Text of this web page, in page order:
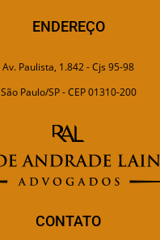
ENDEREÇO
Av. Paulista, 1.842 - Cjs 95-98
São Paulo/SP - CEP 01310-200
CONTATO